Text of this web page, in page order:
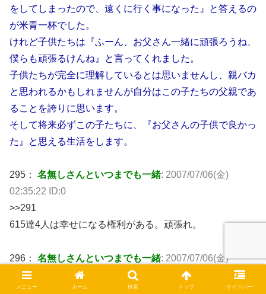
をしてしまったので、遠くに行く事になった』と答えるの
が米青一杯でした。
けれど子供たちは『ふーん、お父さん一緒に頑張ろうね、
僕らも頑張るけんね』と言ってくれました。
子供たちが完全に理解しているとは思いませんし、親バカ
と思われるかもしれませんが自分はこの子たちの父親であ
ることを誇りに思います。
そして将来必ずこの子たちに、『お父さんの子供で良かっ
た』と思える生活をします。
295： 名無しさんといつまでも一緒: 2007/07/06(金)
02:35:22 ID:0
>>291
615達4人は幸せになる権利がある。頑張れ。
296： 名無しさんといつまでも一緒: 2007/07/06(金)
03:18:10 ID:0
アホ嫁は子供について新たに何か言ってきてないか？
メニュー ホーム 検索 トップ サイドバー